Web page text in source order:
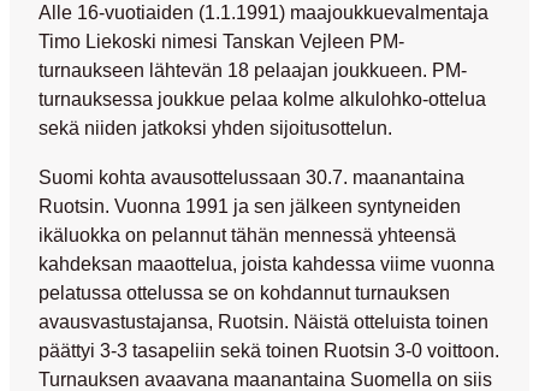
Alle 16-vuotiaiden (1.1.1991) maajoukkuevalmentaja
Timo Liekoski nimesi Tanskan Vejleen PM-
turnaukseen lähtevän 18 pelaajan joukkueen. PM-
turnauksessa joukkue pelaa kolme alkulohko-ottelua
sekä niiden jatkoksi yhden sijoitusottelun.
Suomi kohta avausottelussaan 30.7. maanantaina
Ruotsin. Vuonna 1991 ja sen jälkeen syntyneiden
ikäluokka on pelannut tähän mennessä yhteensä
kahdeksan maaottelua, joista kahdessa viime vuonna
pelatussa ottelussa se on kohdannut turnauksen
avausvastustajansa, Ruotsin. Näistä otteluista toinen
päättyi 3-3 tasapeliin sekä toinen Ruotsin 3-0 voittoon.
Turnauksen avaavana maanantaina Suomella on siis